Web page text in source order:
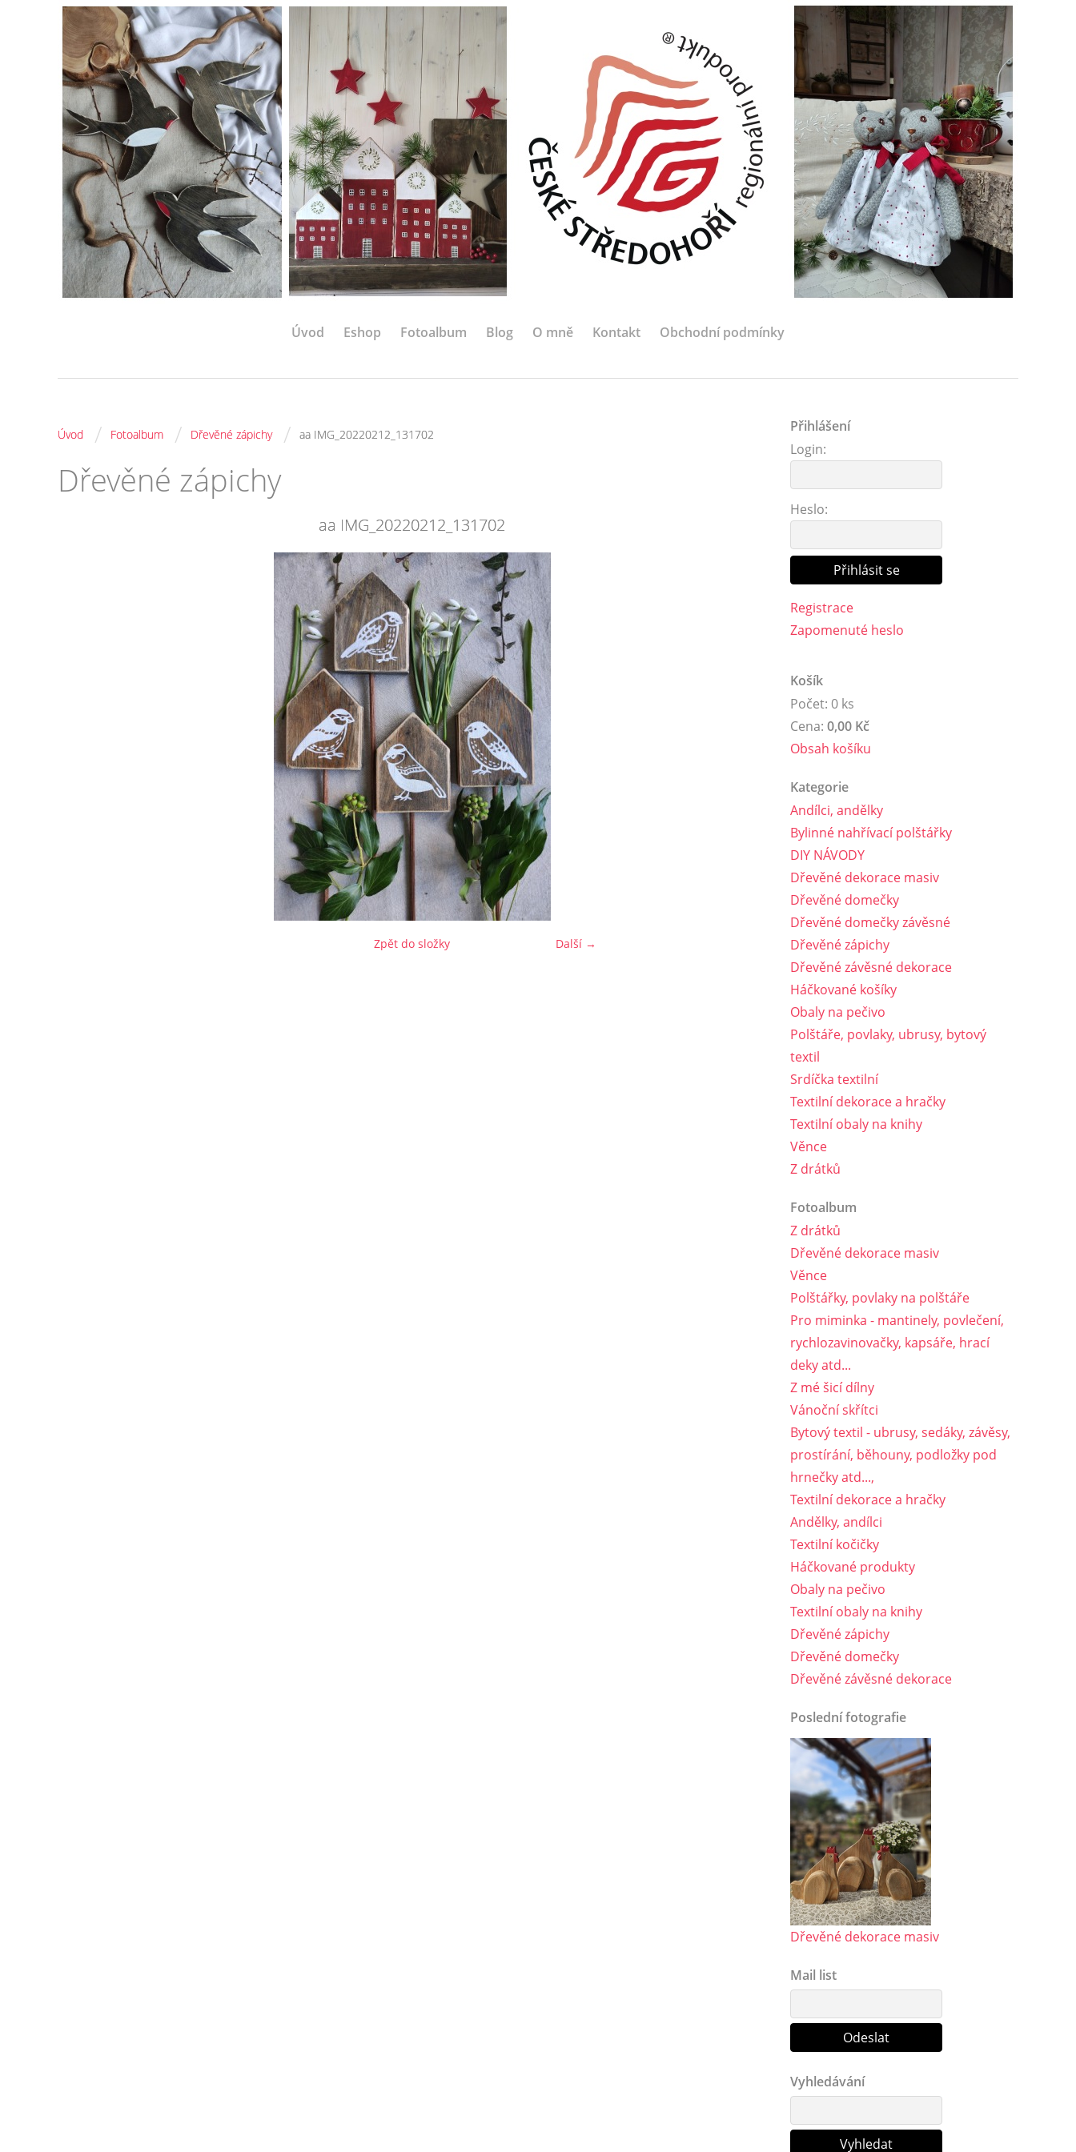
Úvod Eshop Fotoalbum Blog O mně Kontakt Obchodní podmínky
Úvod / Fotoalbum / Dřevěné zápichy / aa IMG_20220212_131702
Dřevěné zápichy
aa IMG_20220212_131702
Další →
Zpět do složky
Přihlášení
Login:
Heslo:
Registrace
Zapomenuté heslo
Košík
Počet: 0 ks
Cena: 0,00 Kč
Obsah košíku
Kategorie
Andílci, andělky
Bylinné nahřívací polštářky
DIY NÁVODY
Dřevěné dekorace masiv
Dřevěné domečky
Dřevěné domečky závěsné
Dřevěné zápichy
Dřevěné závěsné dekorace
Háčkované košíky
Obaly na pečivo
Polštáře, povlaky, ubrusy, bytový
textil
Srdíčka textilní
Textilní dekorace a hračky
Textilní obaly na knihy
Věnce
Z drátků
Fotoalbum
Z drátků
Dřevěné dekorace masiv
Věnce
Polštářky, povlaky na polštáře
Pro miminka - mantinely, povlečení,
rychlozavinovačky, kapsáře, hrací
deky atd...
Z mé šicí dílny
Vánoční skřítci
Bytový textil - ubrusy, sedáky, závěsy,
prostírání, běhouny, podložky pod
hrnečky atd...,
Textilní dekorace a hračky
Andělky, andílci
Textilní kočičky
Háčkované produkty
Obaly na pečivo
Textilní obaly na knihy
Dřevěné zápichy
Dřevěné domečky
Dřevěné závěsné dekorace
Poslední fotografie
Dřevěné dekorace masiv
Mail list
Vyhledávání